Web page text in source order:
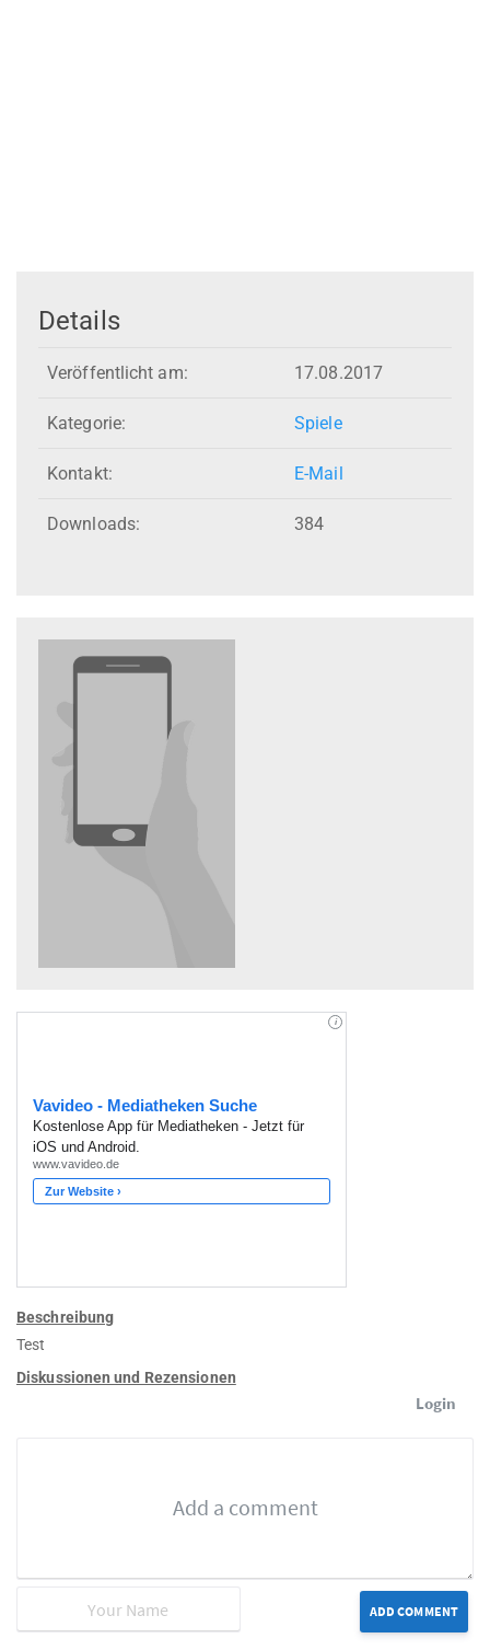
Details
Veröffentlicht am: 17.08.2017
Kategorie: Spiele
Kontakt: E-Mail
Downloads: 384
Beschreibung
Test
Diskussionen und Rezensionen
Login
ADD COMMENT